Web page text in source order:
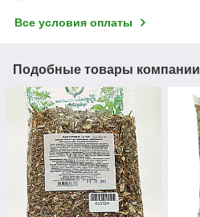
Все условия оплаты
Подобные товары компании